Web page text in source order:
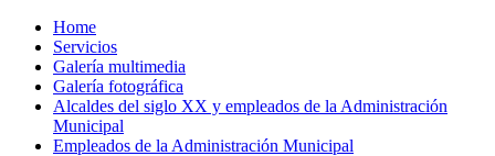
Home
Servicios
Galería multimedia
Galería fotográfica
Alcaldes del siglo XX y empleados de la Administración
Municipal
Empleados de la Administración Municipal